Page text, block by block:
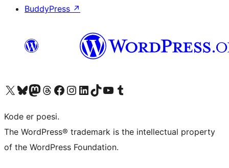
BuddyPress ↗
Besøk vår konto på X Visit our Bluesky account
Besøk vår Mastodon-konto
Visit our Threads account
Besøk vår Facebook-sideBesøk vår Instagram-konto
Besøk vår LinkedIn-konto
Visit our TikTok account
Visit our YouTube channel
Visit our Tumblr account
Kode er poesi.
The WordPress® trademark is the intellectual property
of the WordPress Foundation.